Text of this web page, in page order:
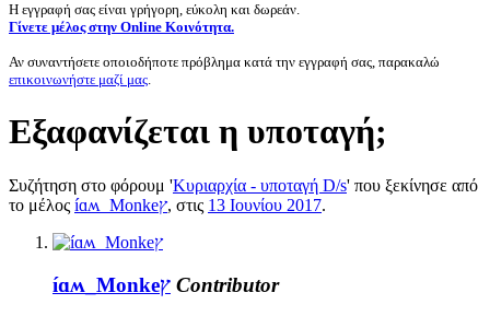
Η εγγραφή σας είναι γρήγορη, εύκολη και δωρεάν.
Γίνετε μέλος στην Online Κοινότητα.
Αν συναντήσετε οποιοδήποτε πρόβλημα κατά την εγγραφή σας, παρακαλώ
επικοινωνήστε μαζί μας.
Eξαφανίζεται η υποταγή;
Συζήτηση στο φόρουμ 'Κυριαρχία - υποταγή D/s' που ξεκίνησε από
το μέλος
íɑʍ_Monkeץ, στις 13 Ιουνίου 2017.
íɑʍ_Monkeץ Contributor